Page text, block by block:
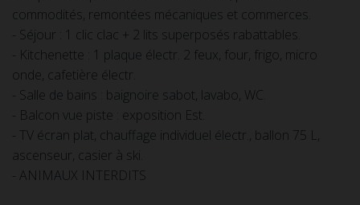
commodités, remontées mécaniques et commerces.
- Séjour : 1 clic clac + 2 lits superposés rabattables.
- Kitchenette : 1 plaque électr. 2 feux, four, frigo, micro
onde, cafetière électr.
- Salle de bains : baignoire sabot, lavabo, WC.
- Balcon vue piste : exposition Est.
- TV écran plat, chauffage individuel électr., ballon 75 L,
ascenseur, casier à ski.
- ANIMAUX INTERDITS